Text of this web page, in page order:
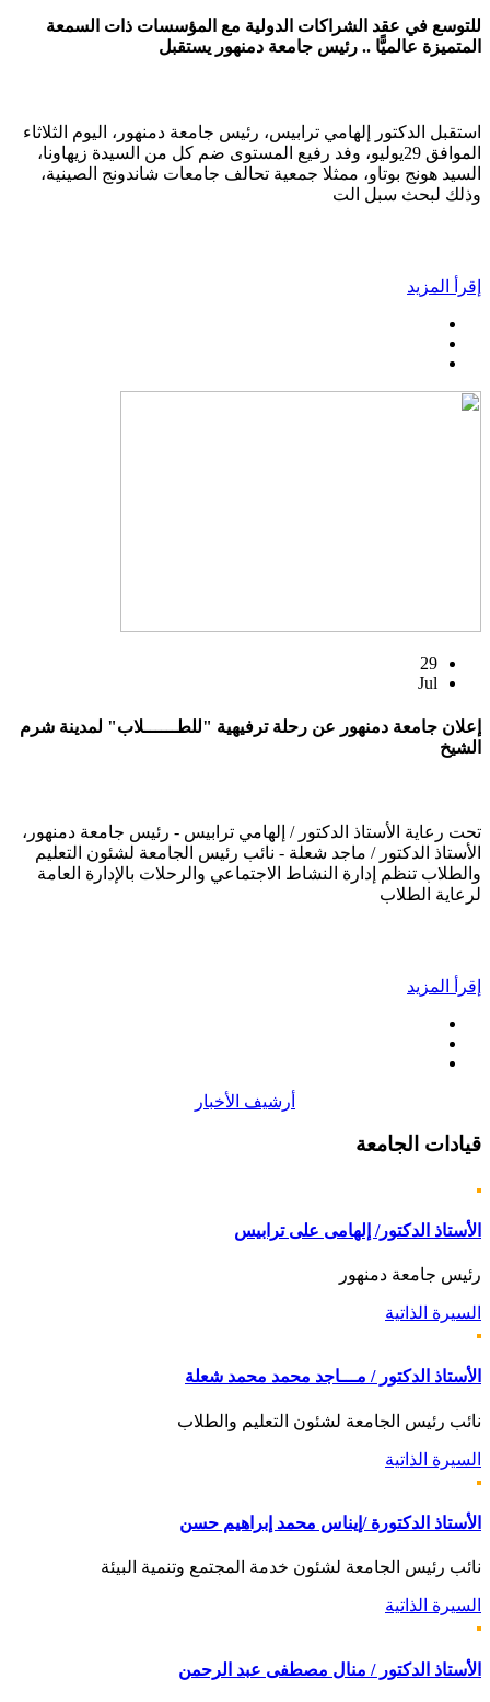
للتوسع في عقد الشراكات الدولية مع المؤسسات ذات السمعة
المتميزة عالميًّا .. رئيس جامعة دمنهور يستقبل
استقبل الدكتور إلهامي ترابيس، رئيس جامعة دمنهور، اليوم الثلاثاء
الموافق 29يوليو، وفد رفيع المستوى ضم كل من السيدة زيهاونا،
السيد هونج بوتاو، ممثلا جمعية تحالف جامعات شاندونج الصينية،
وذلك لبحث سبل الت
إقرأ المزيد
29
Jul
إعلان جامعة دمنهور عن رحلة ترفيهية "للطــــــلاب" لمدينة شرم
الشيخ
تحت رعاية الأستاذ الدكتور / إلهامي ترابيس - رئيس جامعة دمنهور،
الأستاذ الدكتور / ماجد شعلة - نائب رئيس الجامعة لشئون التعليم
والطلاب تنظم إدارة النشاط الاجتماعي والرحلات بالإدارة العامة
لرعاية الطلاب
إقرأ المزيد
أرشيف الأخبار
قيادات الجامعة
الأستاذ الدكتور/ إلهامى على ترابيس
رئيس جامعة دمنهور
السيرة الذاتية
الأستاذ الدكتور / مـــاجد محمد محمد شعلة
نائب رئيس الجامعة لشئون التعليم والطلاب
السيرة الذاتية
الأستاذ الدكتورة /إيناس محمد إبراهيم حسن
نائب رئيس الجامعة لشئون خدمة المجتمع وتنمية البيئة
السيرة الذاتية
الأستاذ الدكتور / منال مصطفى عبد الرحمن